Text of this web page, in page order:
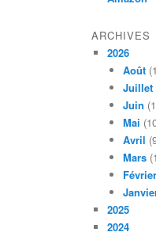
ARCHIVES
2026
Août
Juillet
Juin
Mai
Avril
Mars
Février
2025
2024